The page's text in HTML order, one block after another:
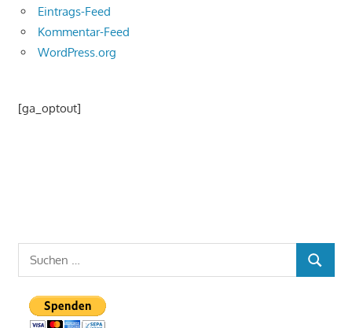
Eintrags-Feed
Kommentar-Feed
WordPress.org
[ga_optout]
Suchen
nach:
SUCHEN